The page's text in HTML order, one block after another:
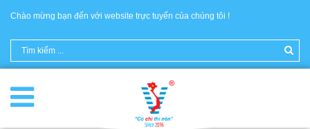
Chào mừng bạn đến với website trực tuyến của chúng tôi !